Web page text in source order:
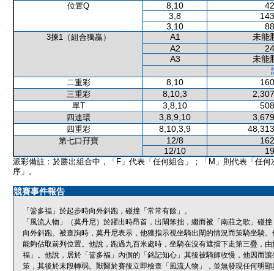
位置Q 8,10
3,8
3,10
3揀1（組合獨贏） A1
未能
A2
A3
未能
二重彩
8,10
三重彩 8,10,3
單T 3,8,10
四連環 3,8,9,10
四重彩 8,10,3,9
第七口孖寶 12/8
12/10
派彩備註：於勝出組合中，「F」代表「任何組合」；「M」則代表「任何
序」。
競賽事件報告
「簹多福」於起步時向外斜跑，碰撞「常常有餘」。
「風流人物」（莫丹尼）於躍出時昂首，出閘笨拙，繼而被「南莊之歌」碰
向外斜跑。被查詢時，莫丹尼表示，他獲指示視坐騎出閘的情況而策騎坐騎
能夠佔取前列位置。他說，跑過九百米處時，坐騎在沒有遮擋下走第三疊，
福」。他說，居於「簹多福」內側的「銘記知心」其後被騎師收慢，他因而
策，其後於末段轉弱。獸醫於賽後立即檢查「風流人物」，並無發現任何明